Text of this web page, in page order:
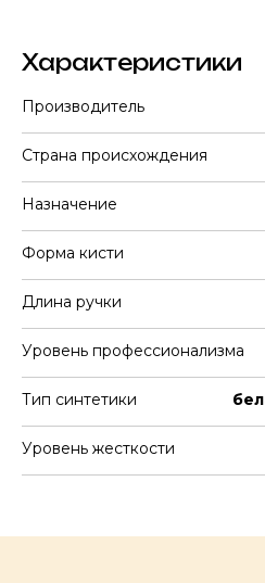
Характеристики
Производитель
Страна происхождения
Назначение
Форма кисти
Длина ручки
Уровень профессионализма
Тип синтетики
Уровень жесткости